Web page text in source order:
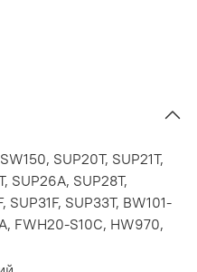
SUP20T, SUP21T,
SUP26A, SUP28T,
SUP31F, SUP33T, BW101-
FWH20-S10C, HW970,